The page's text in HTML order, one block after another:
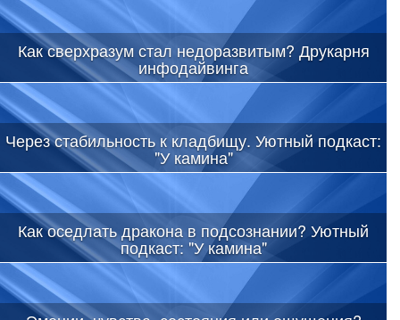
Как сверхразум стал недоразвитым? Друкарня
инфодайвинга
Через стабильность к кладбищу. Уютный подкаст:
"У камина"
Как оседлать дракона в подсознании? Уютный
подкаст: "У камина"